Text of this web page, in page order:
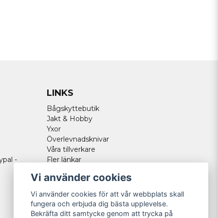
-
LINKS
Bågskyttebutik
Jakt & Hobby
Yxor
Överlevnadsknivar
Våra tillverkare
Fler länkar
Vi använder cookies
Vi använder cookies för att vår webbplats skall
fungera och erbjuda dig bästa upplevelse.
Bekräfta ditt samtycke genom att trycka på